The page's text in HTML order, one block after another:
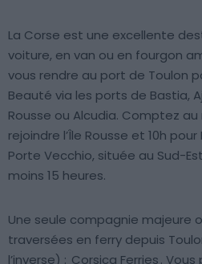
La Corse est une excellente
voiture, en van ou en fourgon
vous rendre au port de Toulon
Beauté via les ports de Bastia,
Rousse ou Alcudia. Comptez
rejoindre l’Île Rousse et 10h
Porte Vecchio, située au Sud-
moins 15 heures.
Une seule compagnie majeure
traversées en ferry depuis
l’inverse) : Corsica Ferries. Vous